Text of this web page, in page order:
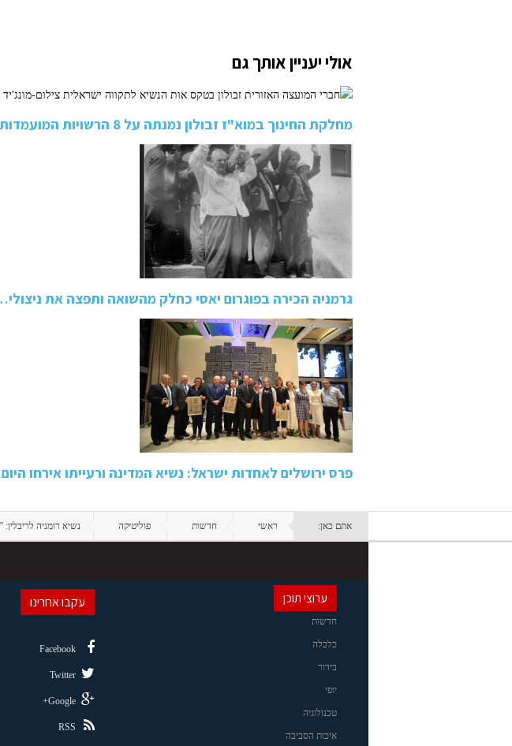
אולי יעניין אותך גם
מחלקת החינוך במוא"ז זבולון נמנתה על 8 הרשויות המועמדות…
גרמניה הכירה בפוגרום יאסי כחלק מהשואה ותפצה את
פרס ירושלים לאחדות ישראל: נשיא המדינה ורעייתו אירחו
אתם כאן: ראשי חדשות פוליטיקה נשיא רומניה
ערוצי תוכן
חדשות
כלכלה
בידור
יופי
טכנולוגיה
איכות הסביבה
עקבו אחרינו
Facebook
Twitter
Google+
RSS